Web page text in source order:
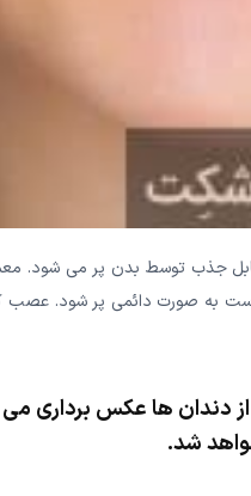
جذب توسط بدن پر می شود.
به صورت دائمی پر شود. عصب
دندان ها عکس برداری
شد.